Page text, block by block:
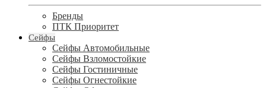
Бренды
ПТК Приоритет
Сейфы
Сейфы Автомобильные
Сейфы Взломостойкие
Сейфы Гостиничные
Сейфы Огнестойкие